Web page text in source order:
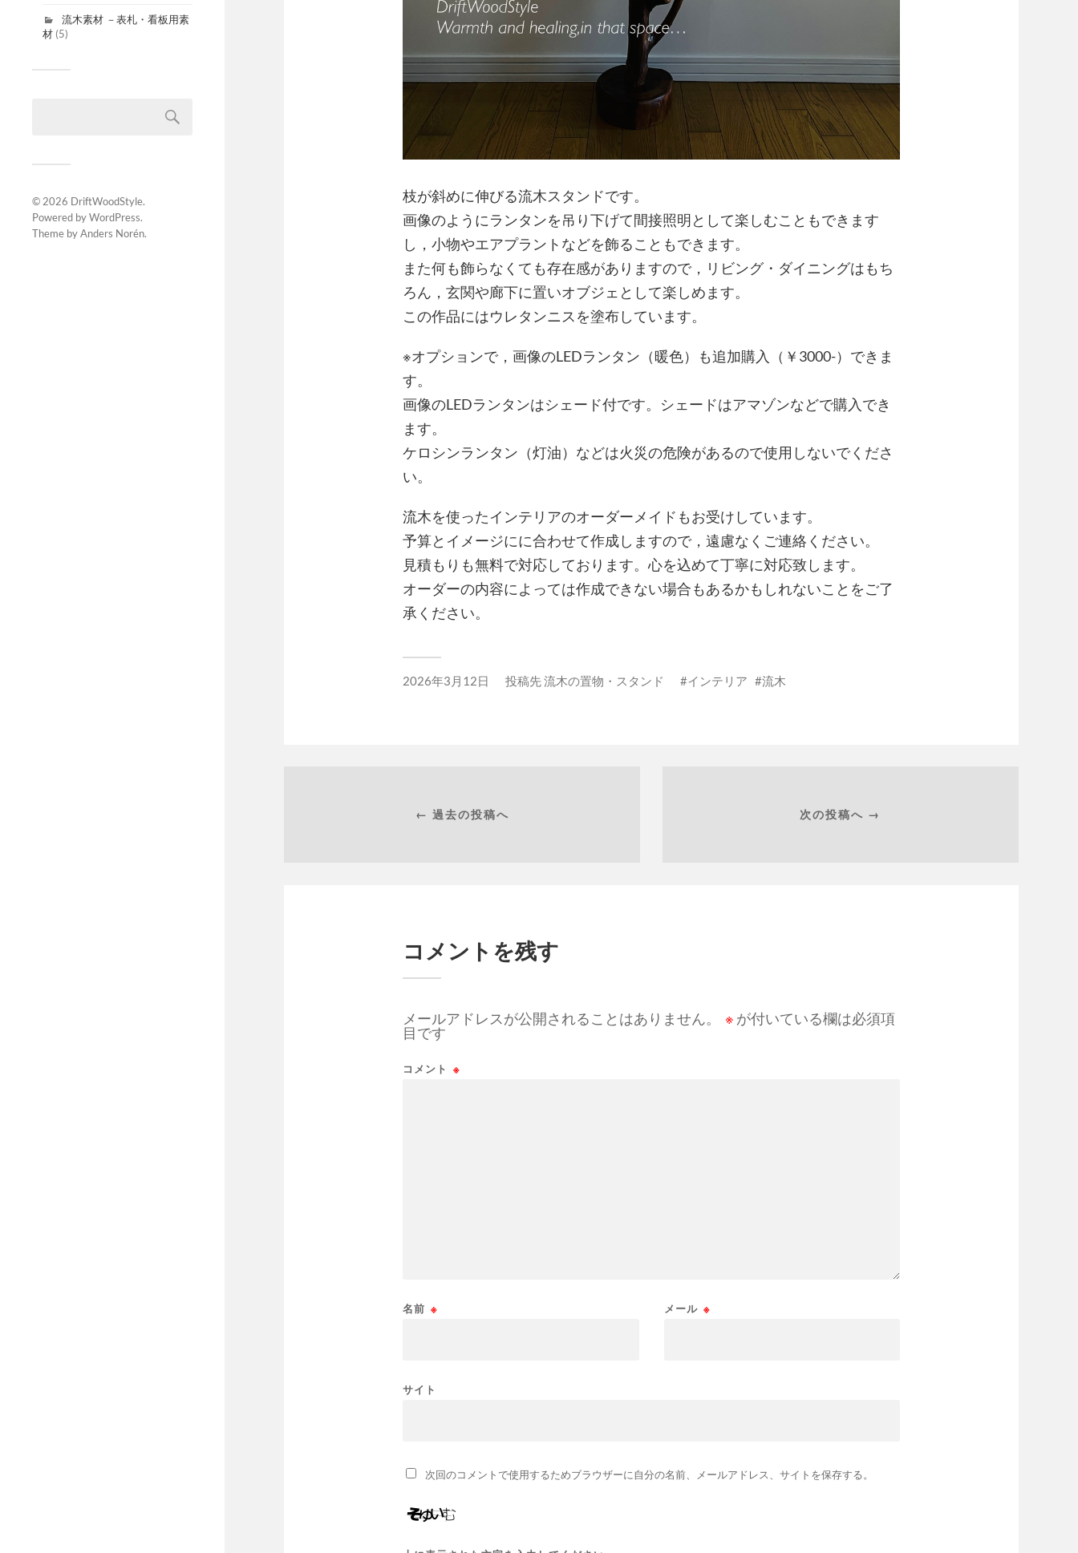
流木素材 －表札・看板用素
材(5)
© 2026 DriftWoodStyle.
Powered byWordPress.
Theme byAnders Norén.
枝が斜めに伸びる流木スタンドです。
画像のようにランタンを吊り下げて間接照明として楽しむこともできます
し，小物やエアプラントなどを飾ることもできます。
また何も飾らなくても存在感がありますので，リビング・ダイニングはもち
ろん，玄関や廊下に置いオブジェとして楽しめます。
この作品にはウレタンニスを塗布しています。
※オプションで，画像のLEDランタン（暖色）も追加購入（￥3000-）できま
す。
画像のLEDランタンはシェード付です。シェードはアマゾンなどで購入でき
ます。
ケロシンランタン（灯油）などは火災の危険があるので使用しないでくださ
い。
流木を使ったインテリアのオーダーメイドもお受けしています。
予算とイメージにに合わせて作成しますので，遠慮なくご連絡ください。
見積もりも無料で対応しております。心を込めて丁寧に対応致します。
オーダーの内容によっては作成できない場合もあるかもしれないことをご了
承ください。
2026年3月12日 投稿先流木の置物・スタンド インテリア 流木
← 過去の投稿へ 次の投稿へ →
コメントを残す
メールアドレスが公開されることはありません。 ※ が付いている欄は必須項
目です
コメント ※
名前 ※ メール ※
サイト
次回のコメントで使用するためブラウザーに自分の名前、メールアドレス、サイトを保存する。